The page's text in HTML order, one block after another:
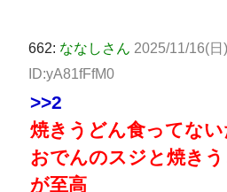
662: ななしさん 2025/11/16(
ID:yA81fFfM0
>>2
焼きうどん食ってない
おでんのスジと焼き
が至高